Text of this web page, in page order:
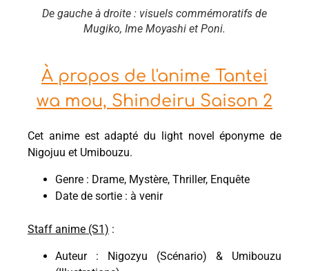
De gauche à droite : visuels commémoratifs de
Mugiko, Ime Moyashi et Poni.
À propos de l'anime Tantei
wa mou, Shindeiru Saison 2
Cet anime est adapté du light novel éponyme de
Nigojuu et Umibouzu.
Genre : Drame, Mystère, Thriller, Enquête
Date de sortie : à venir
Staff anime (S1) :
Auteur : Nigozyu (Scénario) & Umibouzu